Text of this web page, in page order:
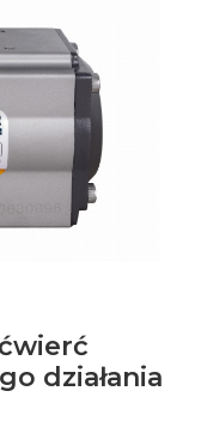
działania